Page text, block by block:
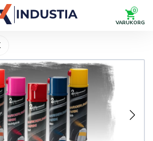
0
VARUKORG